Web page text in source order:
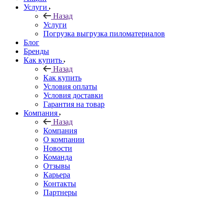
Услуги
Назад
Услуги
Погрузка выгрузка пиломатериалов
Блог
Бренды
Как купить
Назад
Как купить
Условия оплаты
Условия доставки
Гарантия на товар
Компания
Назад
Компания
О компании
Новости
Команда
Отзывы
Карьера
Контакты
Партнеры